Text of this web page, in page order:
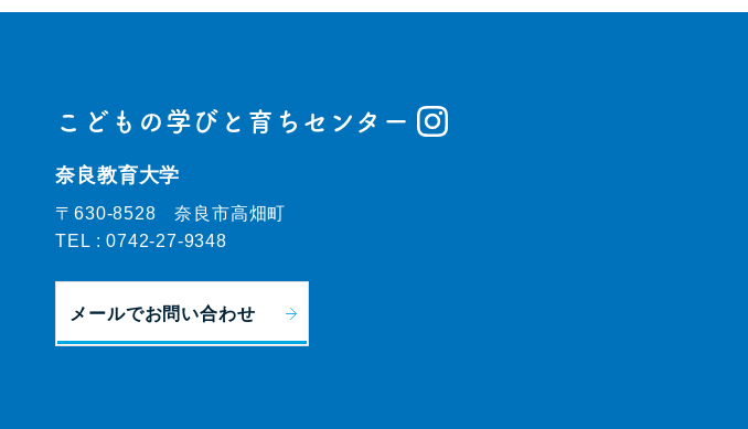
こどもの学びと育ちセンター
奈良教育大学
〒630-8528 奈良市高畑町
TEL :0742-27-9348
メールでお問い合わせ